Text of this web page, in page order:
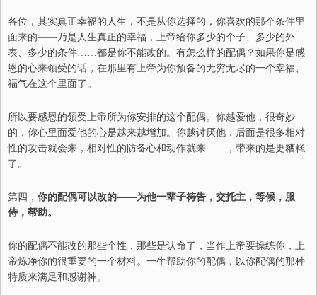
各位，其实真正幸福的人生 ， 不是从你选择的，你喜欢的那个条件里
面来的——乃是 人生真正的幸福，上帝给你多少的个子、 多少的外
表、 多少的条件……都是你不能改的。 有怎么样的配偶？如果你是感
恩的心来领受的话，在那里有上帝为你预备的无穷无尽的一个幸福、
福气在这个里面了。
所以要感恩的领受上帝所为你安排的这个配偶。你越爱他，很奇妙
的，你心里面爱他的心是越来越增加。你越讨厌他，后面是很多相对
性的攻击就会来 ， 相对性的防备心和动作就来…… ，带来的是更糟糕
了。
第四， 你的配偶可以改的——为他一辈子祷告，交托主，等候，服
侍，帮助。
你的配偶不能改的那些个性 ， 那些是认命了 ， 当作上帝要操练你，上
帝炼净你的很重要的一个材料。一生帮助你的配偶，以你配偶的那种
特质来满足和感谢神。